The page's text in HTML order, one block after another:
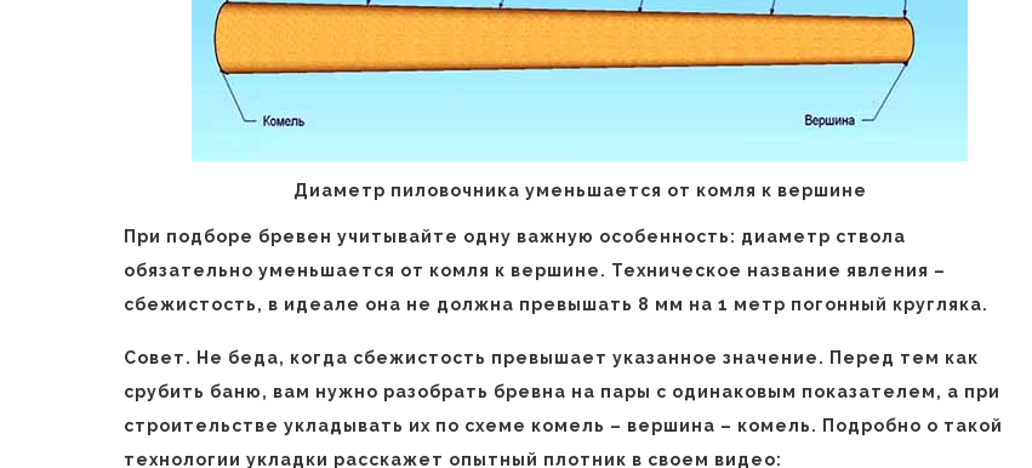
Диаметр пиловочника уменьшается от комля к вершине
При подборе бревен учитывайте одну важную особенность: диаметр ствола
обязательно уменьшается от комля к вершине. Техническое название явления –
сбежистость, в идеале она не должна превышать 8 мм на 1 метр погонный кругляка.
Совет. Не беда, когда сбежистость превышает указанное значение. Перед тем как
срубить баню, вам нужно разобрать бревна на пары с одинаковым показателем, а при
строительстве укладывать их по схеме комель – вершина – комель. Подробно о такой
технологии укладки расскажет опытный плотник в своем видео: